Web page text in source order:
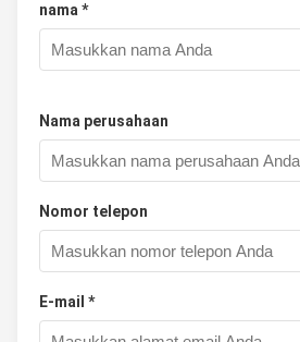
nama *
Nama perusahaan
Nomor telepon
E-mail *